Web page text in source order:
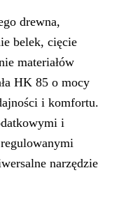
drewna,
belek, cięcie
materiałów
HK 85 o mocy
i komfortu.
i
narzędzie